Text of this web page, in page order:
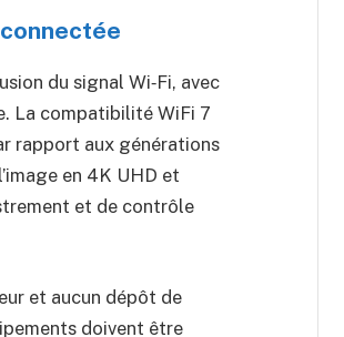
du signal Wi‑Fi, avec
La compatibilité WiFi 7
rapport aux générations
en 4K UHD et
et de contrôle
et aucun dépôt de
doivent être